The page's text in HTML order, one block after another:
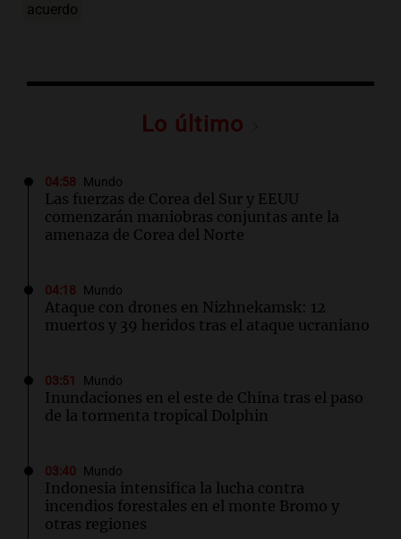
acuerdo
Lo último
04:58 Mundo
Las fuerzas de Corea del Sur y EEUU
comenzarán maniobras conjuntas ante la
amenaza de Corea del Norte
04:18 Mundo
Ataque con drones en Nizhnekamsk: 12
muertos y 39 heridos tras el ataque ucraniano
03:51 Mundo
Inundaciones en el este de China tras el paso
de la tormenta tropical Dolphin
03:40 Mundo
Indonesia intensifica la lucha contra
incendios forestales en el monte Bromo y
otras regiones